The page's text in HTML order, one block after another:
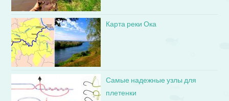
Карта реки Ока
Самые надежные узлы для
плетенки